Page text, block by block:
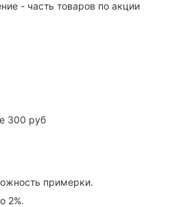
- часть товаров по акции
300 руб
примерки.
2%.